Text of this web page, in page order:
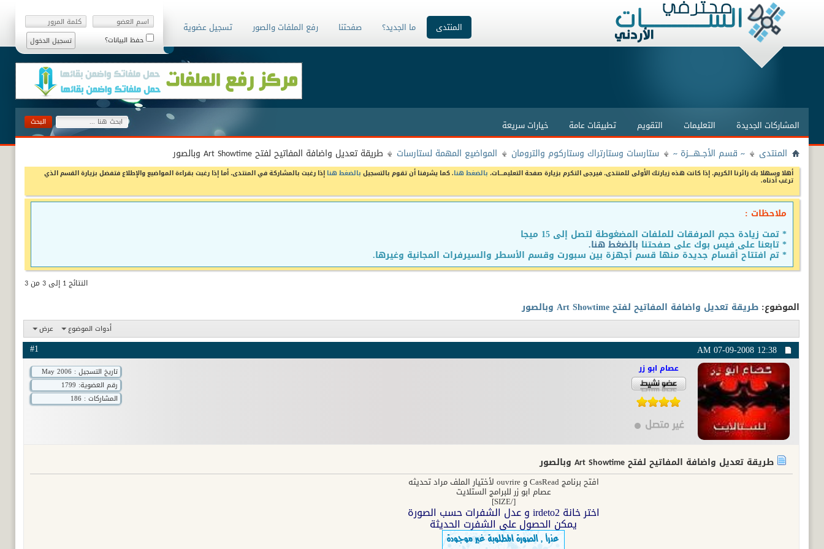
حفظ البيانات؟
المنتدى
المشاركات الجديدة التعليمات التقويم تطبيقات عامة خيارات سريعة
ما الجديد؟ صفحتنا رفع الملفات والصور تسجيل عضوية
المنتدى ~ قسم الأجــهــــزة ~ ستارسات وستارتراك وستاركوم والترومان المواضيع المهمة لستارسات طريقة تعديل واضافة المفاتيح لفتح Art Showtime وبالصور
أهلا وسهلا بك زائرنا الكريم، إذا كانت هذه زيارتك الأولى للمنتدى، فيرجى التكرم بزيارة صفحة التعليمـــات، بالضغط هنا. كما يشرفنا أن تقوم بالتسجيل بالضغط هنا إذا رغبت بالمشاركة في المنتدى، أما إذا رغبت بقراءة المواضيع والإطلاع فتفضل بزيارة القسم الذي
ترغب أدناه.
ملاحظات :
* تمت زيادة حجم المرفقات للملفات المضغوطة لتصل إلى 15 ميجا
* تابعنا على فيس بوك على صفحتنا بالضغط هنا.
* تم افتتاح أقسام جديدة منها قسم أجهزة بين سبورت وقسم الأسطر والسيرفرات المجانية وغيرها.
النتائج 1 إلى 3 من 3
الموضوع: طريقة تعديل واضافة المفاتيح لفتح Art Showtime وبالصور
أدوات الموضوع عرض
07-09-2008 12:38 AM
#1
عصام ابو زر
تاريخ التسجيل : May 2006
رقم العضوية:
المشاركات : 186
طريقة تعديل واضافة المفاتيح لفتح Art Showtime وبالصور
افتح برنامج CasRead و ouvrire لأختيار الملف مراد تحديثه
عصام ابو زر للبرامج الستلايت
[/SIZE]
اختر خانة irdeto2 و عدل الشفرات حسب الصورة
يمكن الحصول على الشفرت الحديثة